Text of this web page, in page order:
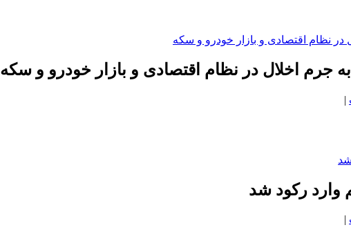
جرم اخلال در نظام اقتصادی و بازار خودرو و سکه
|
وارد رکود شد
|